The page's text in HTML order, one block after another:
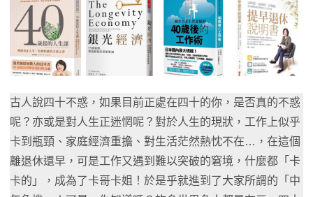
古人說四十不惑，如果目前正處在四十的你，是否真的不惑
呢？亦或是對人生正迷惘呢？對於人生的現狀，工作上似乎
卡到瓶頸、家庭經濟重擔、對生活茫然熱忱不在…，在這個
離退休還早，可是工作又遇到難以突破的窘境，什麼都「卡
卡的」，成為了卡哥卡姐！於是乎就進到了大家所謂的「中